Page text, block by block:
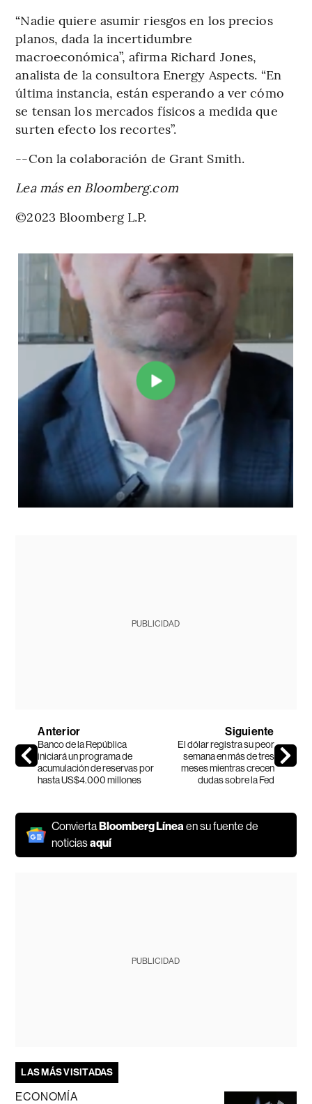
“Nadie quiere asumir riesgos en los precios
planos, dada la incertidumbre
macroeconómica”, afirma Richard Jones,
analista de la consultora Energy Aspects. “En
última instancia, están esperando a ver cómo
se tensan los mercados físicos a medida que
surten efecto los recortes”.
--Con la colaboración de Grant Smith.
Lea más en Bloomberg.com
©2023 Bloomberg L.P.
PUBLICIDAD
Anterior
Banco de la República
iniciará un programa de
acumulación de reservas por
hasta US$4.000 millones
Siguiente
El dólar registra su peor
semana en más de tres
meses mientras crecen
dudas sobre la Fed
ConviertaBloomberg Líneaen su fuente de
noticiasaquí
PUBLICIDAD
LAS MÁS VISITADAS
ECONOMÍA